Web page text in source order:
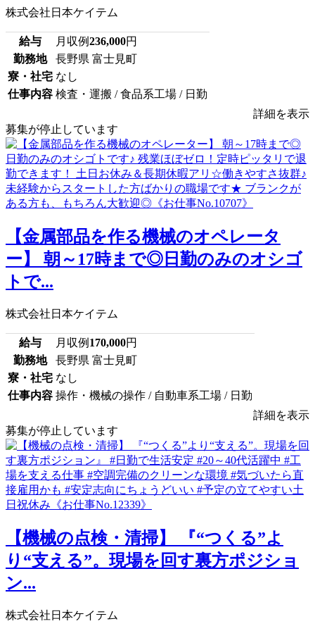
株式会社日本ケイテム
給与 月収例236,000円
勤務地
長野県 富士見町
寮・社宅 なし
仕事内容 検査・運搬 / 食品系工場 / 日勤
詳細を表示
募集が停止しています
【金属部品を作る機械のオペレータ
ー】 朝～17時まで◎日勤のみのオシゴ
トで...
株式会社日本ケイテム
給与 月収例 170,000円
勤務地
長野県 富士見町
寮・社宅 なし
仕事内容 操作・機械の操作 / 自動車系工場 / 日勤
詳細を表示
募集が停止しています
【機械の点検・清掃】 『“つくる”よ
り“支える”。現場を回す裏方ポジショ
ン...
株式会社日本ケイテム